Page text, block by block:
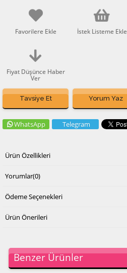
Favorilere Ekle İstek Listeme Ekle
Fiyat Düşünce Haber
Ver
Tavsiye Et Yorum Yaz
WhatsApp Telegram
Ürün Özellikleri
Yorumlar(0)
Ödeme Seçenekleri
Ürün Önerileri
Benzer Ürünler